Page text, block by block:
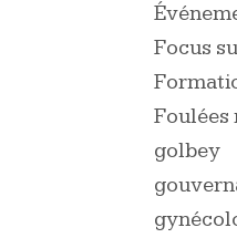
Focus
Foulées
golbey